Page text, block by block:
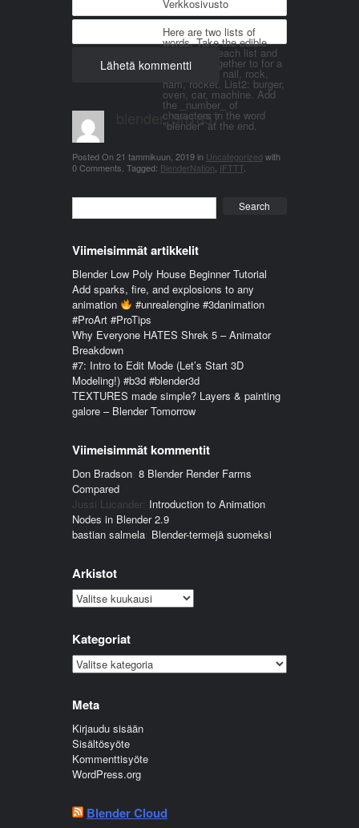
Verkkosivusto
Here are two lists of
words. Take the edible
things from each list and
join them together to for a
word. List 1: nail, rock,
ham, rocket. List2: burger,
oven, car, machine. Add
the _number_ of
characters in the word
"blender" at the end.
blender_3n1857
Posted On21 tammikuun, 2019in Uncategorized with
0 Comments Tagged: BlenderNation IFTTT
Viimeisimmät artikkelit
Blender Low Poly House Beginner Tutorial
Add sparks, fire, and explosions to any
animation
#unrealengine #3danimation
#ProArt #ProTips
Why Everyone HATES Shrek 5 – Animator
Breakdown
#7: Intro to Edit Mode (Let’s Start 3D
Modeling!) #b3d #blender3d
TEXTURES made simple? Layers & painting
galore – Blender Tomorrow
Viimeisimmät kommentit
Don Bradson: 8 Blender Render Farms
Compared
Jussi Lucander: Introduction to Animation
Nodes in Blender 2.9
bastian salmela: Blender-termejä suomeksi
Arkistot
Arkistot
Kategoriat
Kategoriat
Meta
Kirjaudu sisään
Sisältösyöte
Kommenttisyöte
WordPress.org
Blender Cloud